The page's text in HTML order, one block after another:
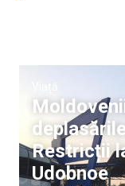
Restricții
Udobnoe